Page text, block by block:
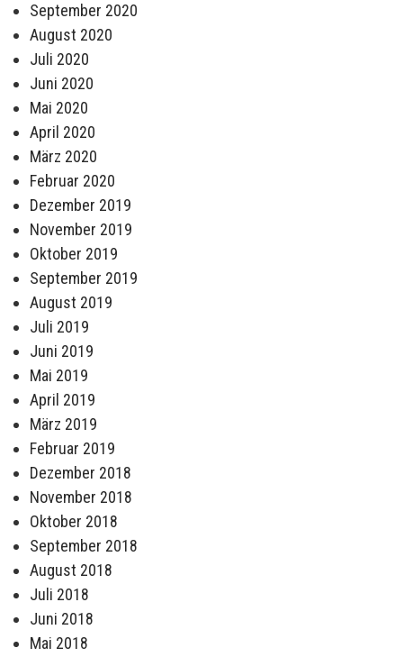
September 2020
August 2020
Juli 2020
Juni 2020
Mai 2020
April 2020
März 2020
Februar 2020
Dezember 2019
November 2019
Oktober 2019
September 2019
August 2019
Juli 2019
Juni 2019
Mai 2019
April 2019
März 2019
Februar 2019
Dezember 2018
November 2018
Oktober 2018
September 2018
August 2018
Juli 2018
Juni 2018
Mai 2018